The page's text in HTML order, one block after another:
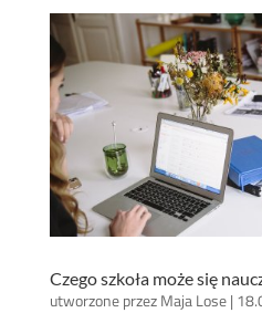
Czego szkoła może się
utworzone przezMaja Lose|